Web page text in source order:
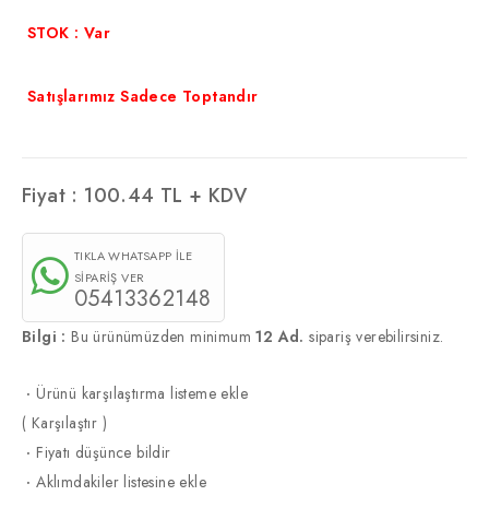
STOK : Var
Satışlarımız Sadece Toptandır
Fiyat : 100.44 TL + KDV
TIKLA WHATSAPP İLE
SİPARİŞ VER
05413362148
Bilgi : Bu ürünümüzden minimum12 Ad. sipariş verebilirsiniz.
·Ürünü karşılaştırma listeme ekle
( Karşılaştır )
·Fiyatı düşünce bildir
·Aklımdakiler listesine ekle